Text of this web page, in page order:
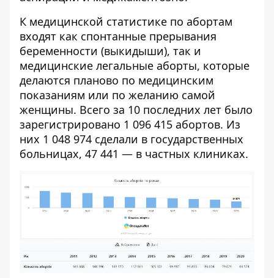
К медицинской статистике по абортам
входят как спонтанные прерывания
беременности (выкидыши), так и
медицинские легальные аборты, которые
делаются планово по медицинским
показаниям или по желанию самой
женщины. Всего за 10 последних лет было
зарегистрировано 1 096 415 абортов. Из
них 1 048 974 сделали в государственных
больницах, 47 441 — в частных клиниках.